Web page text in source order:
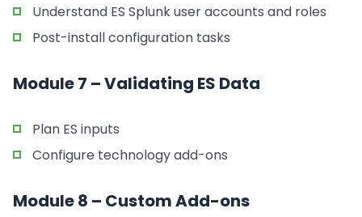
Understand ES Splunk user accounts and roles
Post-install configuration tasks
Module 7 – Validating ES Data
Plan ES inputs
Configure technology add-ons
Module 8 – Custom Add-ons